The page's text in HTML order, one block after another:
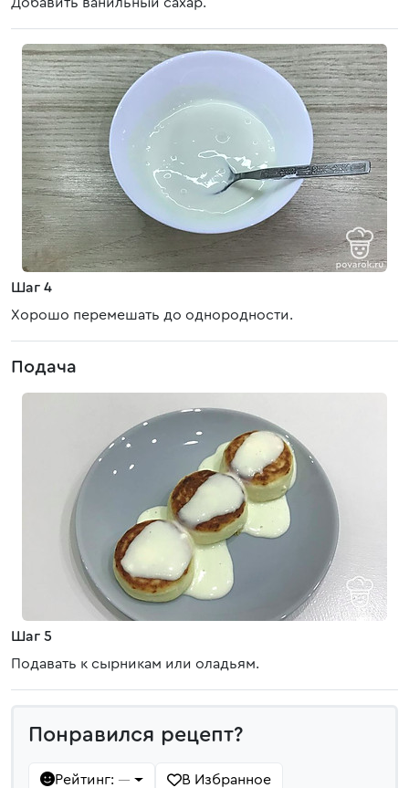
Шаг 4
Хорошо перемешать до однородности.
Подача
Шаг 5
Подавать к сырникам или оладьям.
Понравился рецепт?
Рейтинг: — В Избранное